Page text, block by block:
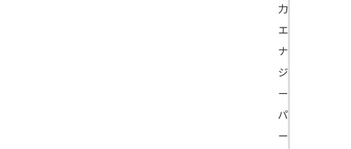
力
エ
ナ
ジ
ー
パ
ー